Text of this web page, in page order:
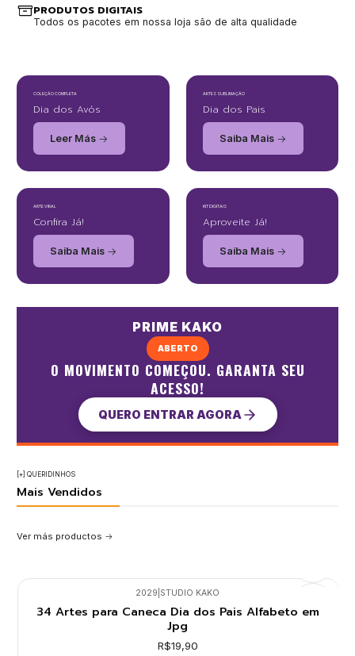
PRODUTOS DIGITAIS
Todos os pacotes em nossa loja são de alta qualidade
COLEÇÃO COMPLETA
Dia dos Avós
Leer Más
ARTES SUBLIMAÇÃO
Dia dos Pais
Saiba Mais
ARTE VIRAL
Confira Já!
Saiba Mais
KIT DIGITAIS
Aproveite Já!
Saiba Mais
PRIME KAKO
ABERTO
O MOVIMENTO COMEÇOU. GARANTA SEU
ACESSO!
QUERO ENTRAR AGORA
[+] QUERIDINHOS
Mais Vendidos
Ver más productos
2029 STUDIO KAKO
34 Artes para Caneca Dia dos Pais Alfabeto em
Jpg
R$19,90